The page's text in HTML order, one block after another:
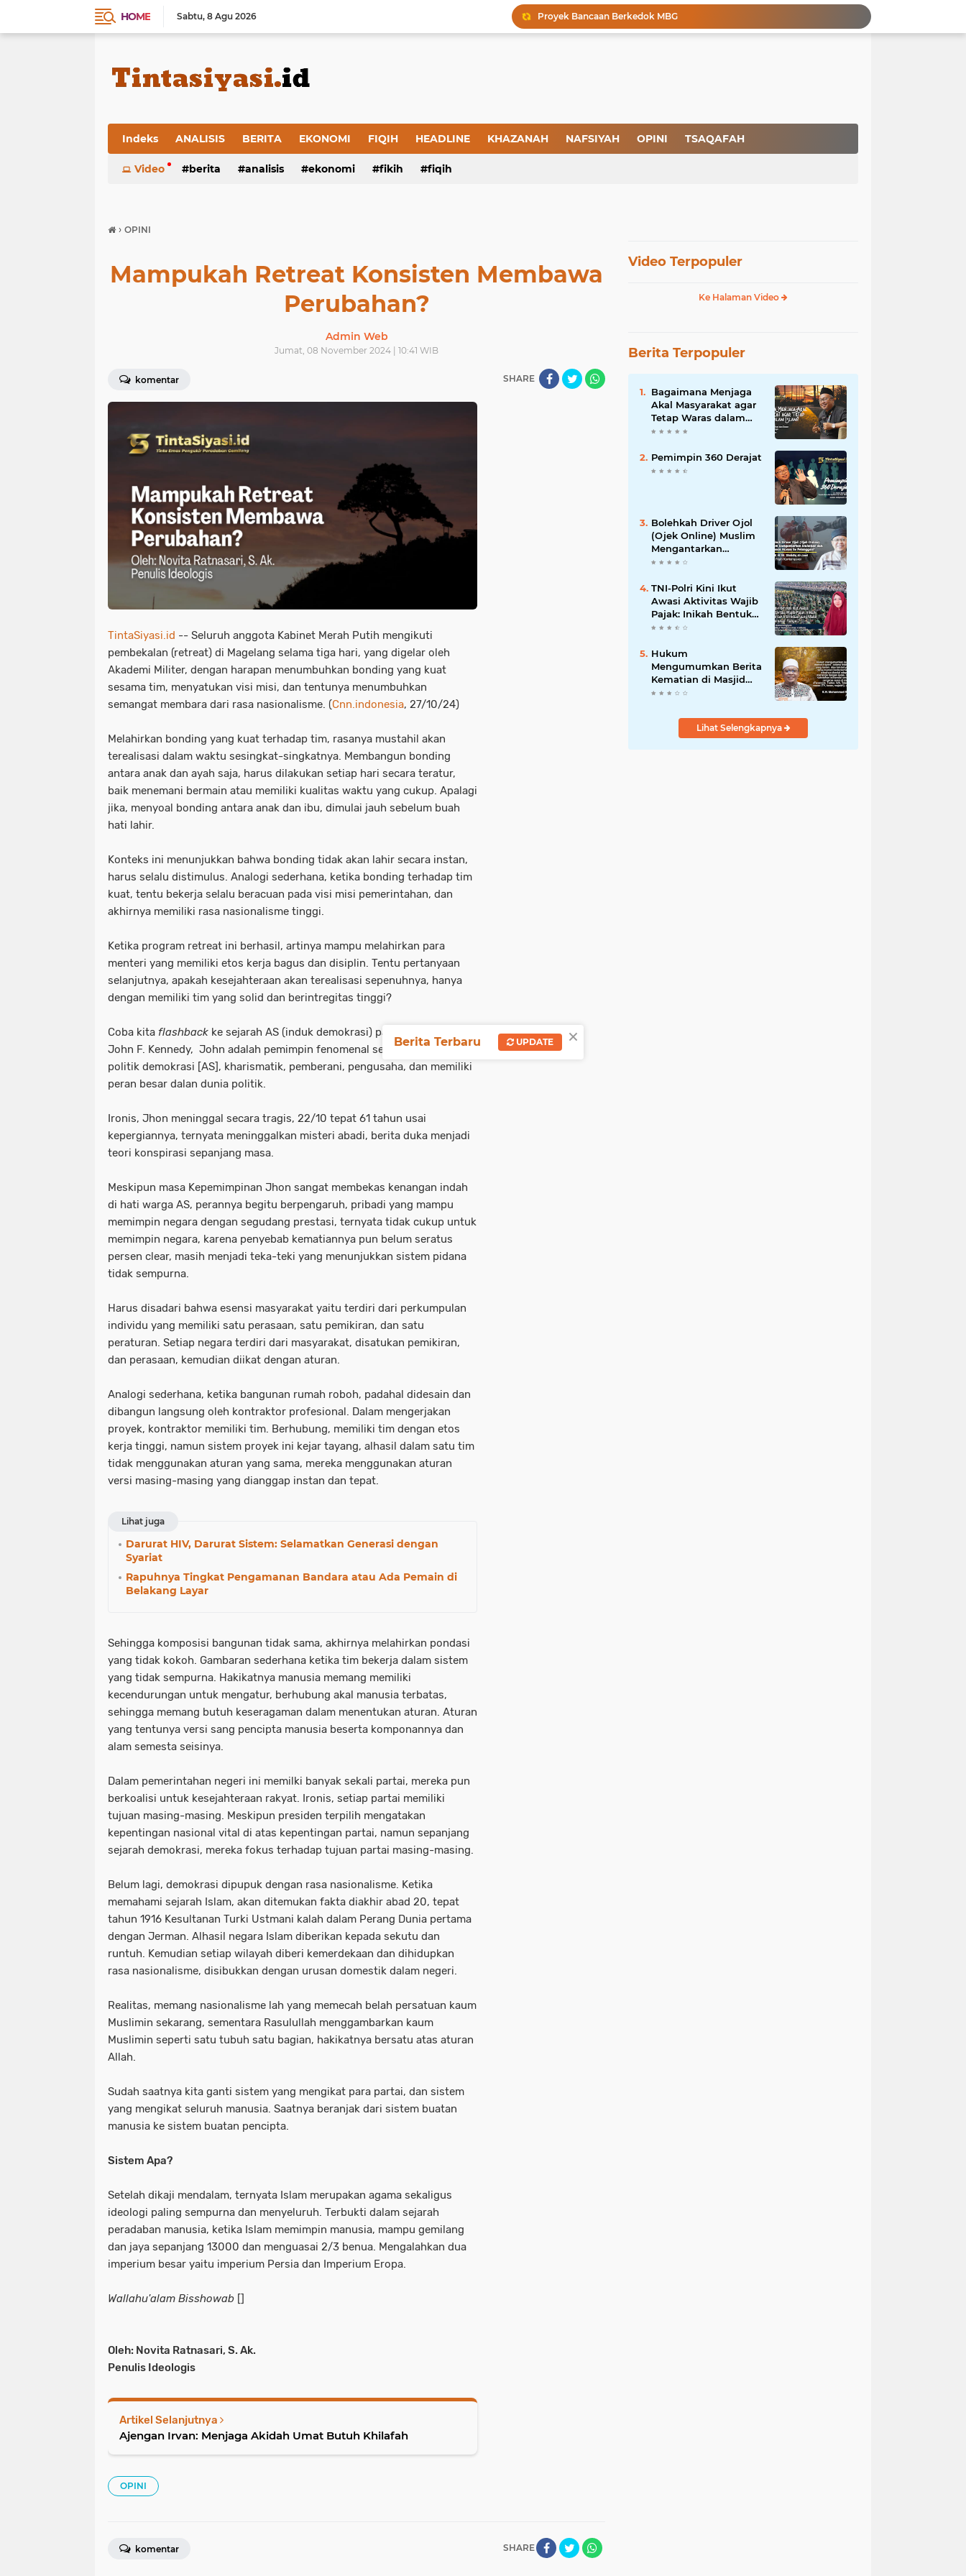
HOME Sabtu 8 Agu 2026
Proyek Bancaan Berkedok MBG
Darurat HIV, Darurat Sistem: Selamatkan Generasi dengan Syariat
Iman: Tanda-Tanda dan Keuntungannya
Melegalisasikan Hukum Syariat Islam
Indeks ANALISIS BERITA EKONOMI FIQIH HEADLINE KHAZANAH NAFSIYAH OPINI TSAQAFAH
Video berita analisis ekonomi fikih fiqih
› OPINI
Mampukah Retreat Konsisten Membawa
Perubahan?
Admin Web
Jumat, 08 November 2024 | 10:41 WIB
komentar SHARE
TintaSiyasi.id -- Seluruh anggota Kabinet Merah Putih mengikuti
pembekalan (retreat) di Magelang selama tiga hari, yang digelar oleh
Akademi Militer, dengan harapan menumbuhkan bonding yang kuat
sesama tim, menyatukan visi misi, dan tentunya menumbuhkan
semangat membara dari rasa nasionalisme. (Cnn.indonesia, 27/10/24)
Melahirkan bonding yang kuat terhadap tim, rasanya mustahil akan
terealisasi dalam waktu sesingkat-singkatnya. Membangun bonding
antara anak dan ayah saja, harus dilakukan setiap hari secara teratur,
baik menemani bermain atau memiliki kualitas waktu yang cukup. Apalagi
jika, menyoal bonding antara anak dan ibu, dimulai jauh sebelum buah
hati lahir.
Konteks ini menunjukkan bahwa bonding tidak akan lahir secara instan,
harus selalu distimulus. Analogi sederhana, ketika bonding terhadap tim
kuat, tentu bekerja selalu beracuan pada visi misi pemerintahan, dan
akhirnya memiliki rasa nasionalisme tinggi.
Ketika program retreat ini berhasil, artinya mampu melahirkan para
menteri yang memiliki etos kerja bagus dan disiplin. Tentu pertanyaan
selanjutnya, apakah kesejahteraan akan terealisasi sepenuhnya, hanya
dengan memiliki tim yang solid dan berintregitas tinggi?
Coba kita flashback ke sejarah AS (induk demokrasi) pada kepemimpinan
John F. Kennedy, John adalah pemimpin fenomenal sepanjang sejarah
politik demokrasi [AS], kharismatik, pemberani, pengusaha, dan memiliki
peran besar dalan dunia politik.
Ironis, Jhon meninggal secara tragis, 22/10 tepat 61 tahun usai
kepergiannya, ternyata meninggalkan misteri abadi, berita duka menjadi
teori konspirasi sepanjang masa.
Meskipun masa Kepemimpinan Jhon sangat membekas kenangan indah
di hati warga AS, perannya begitu berpengaruh, pribadi yang mampu
memimpin negara dengan segudang prestasi, ternyata tidak cukup untuk
memimpin negara, karena penyebab kematiannya pun belum seratus
persen clear, masih menjadi teka-teki yang menunjukkan sistem pidana
tidak sempurna.
Harus disadari bahwa esensi masyarakat yaitu terdiri dari perkumpulan
individu yang memiliki satu perasaan, satu pemikiran, dan satu
peraturan. Setiap negara terdiri dari masyarakat, disatukan pemikiran,
dan perasaan, kemudian diikat dengan aturan.
Analogi sederhana, ketika bangunan rumah roboh, padahal didesain dan
dibangun langsung oleh kontraktor profesional. Dalam mengerjakan
proyek, kontraktor memiliki tim. Berhubung, memiliki tim dengan etos
kerja tinggi, namun sistem proyek ini kejar tayang, alhasil dalam satu tim
tidak menggunakan aturan yang sama, mereka menggunakan aturan
versi masing-masing yang dianggap instan dan tepat.
Lihat juga
Darurat HIV, Darurat Sistem: Selamatkan Generasi dengan
Syariat
Rapuhnya Tingkat Pengamanan Bandara atau Ada Pemain di
Belakang Layar
Sehingga komposisi bangunan tidak sama, akhirnya melahirkan pondasi
yang tidak kokoh. Gambaran sederhana ketika tim bekerja dalam sistem
yang tidak sempurna. Hakikatnya manusia memang memiliki
kecendurungan untuk mengatur, berhubung akal manusia terbatas,
sehingga memang butuh keseragaman dalam menentukan aturan. Aturan
yang tentunya versi sang pencipta manusia beserta komponannya dan
alam semesta seisinya.
Dalam pemerintahan negeri ini memilki banyak sekali partai, mereka pun
berkoalisi untuk kesejahteraan rakyat. Ironis, setiap partai memiliki
tujuan masing-masing. Meskipun presiden terpilih mengatakan
kepentingan nasional vital di atas kepentingan partai, namun sepanjang
sejarah demokrasi, mereka fokus terhadap tujuan partai masing-masing.
Belum lagi, demokrasi dipupuk dengan rasa nasionalisme. Ketika
memahami sejarah Islam, akan ditemukan fakta diakhir abad 20, tepat
tahun 1916 Kesultanan Turki Ustmani kalah dalam Perang Dunia pertama
dengan Jerman. Alhasil negara Islam diberikan kepada sekutu dan
runtuh. Kemudian setiap wilayah diberi kemerdekaan dan dihidupkan
rasa nasionalisme, disibukkan dengan urusan domestik dalam negeri.
Realitas, memang nasionalisme lah yang memecah belah persatuan kaum
Muslimin sekarang, sementara Rasulullah menggambarkan kaum
Muslimin seperti satu tubuh satu bagian, hakikatnya bersatu atas aturan
Allah.
Sudah saatnya kita ganti sistem yang mengikat para partai, dan sistem
yang mengikat seluruh manusia. Saatnya beranjak dari sistem buatan
manusia ke sistem buatan pencipta.
Sistem Apa?
Setelah dikaji mendalam, ternyata Islam merupakan agama sekaligus
ideologi paling sempurna dan menyeluruh. Terbukti dalam sejarah
peradaban manusia, ketika Islam memimpin manusia, mampu gemilang
dan jaya sepanjang 13000 dan menguasai 2/3 benua. Mengalahkan dua
imperium besar yaitu imperium Persia dan Imperium Eropa.
Wallahu'alam Bisshowab []
Oleh: Novita Ratnasari, S. Ak.
Penulis Ideologis
Artikel Selanjutnya
Ajengan Irvan: Menjaga Akidah Umat Butuh Khilafah
OPINI
SHARE
komentar
Video Terpopuler
Ke Halaman Video
Berita Terpopuler
Bagaimana Menjaga
Akal Masyarakat agar
Tetap Waras dalam
Islam?
Pemimpin 360 Derajat
Bolehkah Driver Ojol
(Ojek Online) Muslim
Mengantarkan
Makanan dan
Pelanggan?
TNI-Polri Kini Ikut
Awasi Aktivitas Wajib
Pajak: Inikah Bentuk
Intimidasi yang Makin
Hukum
Mengumumkan Berita
Kematian di Masjid
dan Medsos
Lihat Selengkapnya
×
Berita Terbaru UPDATE